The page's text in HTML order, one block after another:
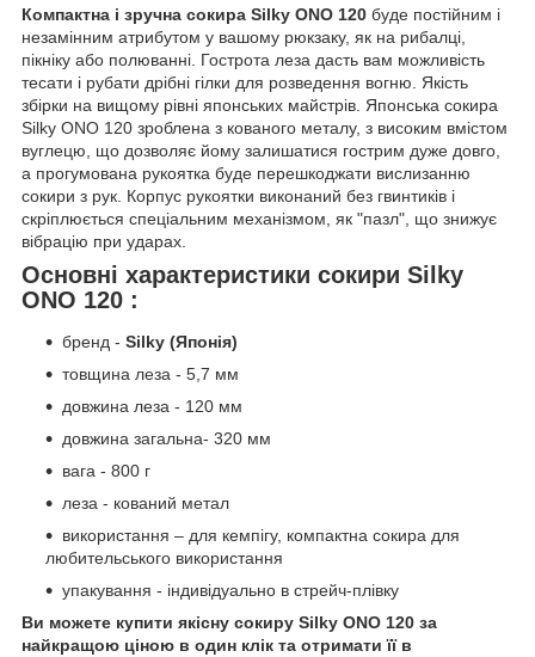
Компактна і зручна сокира Silky ONO 120 буде постійним і
незамінним атрибутом у вашому рюкзаку, як на рибалці,
пікніку або полюванні. Гострота леза дасть вам можливість
тесати і рубати дрібні гілки для розведення вогню. Якість
збірки на вищому рівні японських майстрів. Японська сокира
Silky ONO 120 зроблена з кованого металу, з високим вмістом
вуглецю, що дозволяє йому залишатися гострим дуже довго,
а прогумована рукоятка буде перешкоджати вислизанню
сокири з рук. Корпус рукоятки виконаний без гвинтиків і
скріплюється спеціальним механізмом, як "пазл", що знижує
вібрацію при ударах.
Основні характеристики сокири Silky
ONO 120 :
бренд - Silky (Японія)
товщина леза - 5,7 мм
довжина леза - 120 мм
довжина загальна- 320 мм
вага - 800 г
леза - кований метал
використання – для кемпігу, компактна сокира для
любительського використання
упакування - індивідуально в стрейч-плівку
Ви можете купити якісну сокиру Silky ONO 120 за
найкращою ціною в один клік та отримати її в